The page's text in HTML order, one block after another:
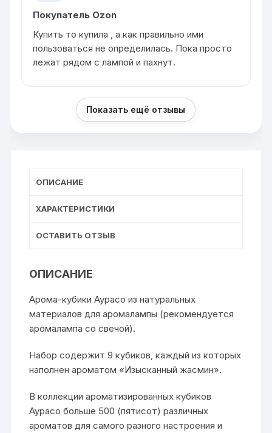
Покупатель Ozon
Купить то купила , а как правильно ими
пользоваться не определилась. Пока просто
лежат рядом с лампой и пахнут.
Показать ещё отзывы
ОПИСАНИЕ
ХАРАКТЕРИСТИКИ
ОСТАВИТЬ ОТЗЫВ
ОПИСАНИЕ
Арома-кубики Аурасо из натуральных
материалов для аромалампы (рекомендуется
аромалампа со свечой).
Набор содержит 9 кубиков, каждый из которых
наполнен ароматом «Изысканный жасмин».
В коллекции ароматизированных кубиков
Аурасо больше 500 (пятисот) различных
ароматов для самого разного настроения и